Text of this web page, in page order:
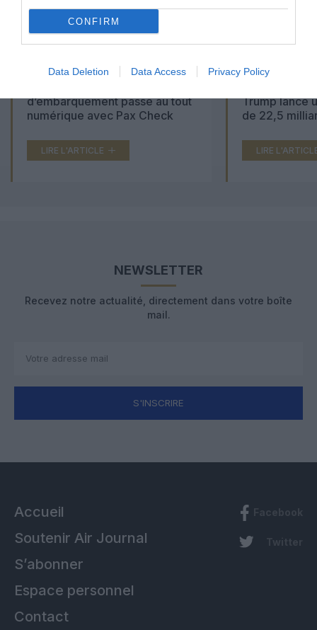
CONFIRM
Data Deletion Data Access Privacy Policy
d’embarquement passe au tout
numérique avec Pax Check
LIRE L'ARTICLE
Trump lance
de 22,5
LIRE
NEWSLETTER
Recevez notre actualité, directement dans votre boîte
mail.
S'INSCRIRE
Accueil
Soutenir Air Journal
S’abonner
Espace personnel
Contact